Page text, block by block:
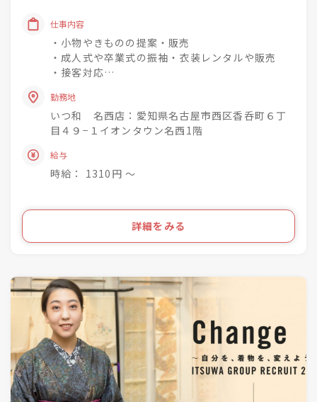
「一人でも多く、一度でも多く、
着物着姿を増やしていく」
という理念を掲げています♪
興味関心を深めながら
成長できる社風◎
「いつ和」29店舗
「いつ和・ふるーれ」4店舗
「成人式サロンKiRARA（振袖専門）」 4店舗
「きものの相談窓口MATSUYA」1店舗
●・○・●・○・●・○・●・〇
仕事内容
・小物やきものの提案・販売
・成人式や卒業式の振袖・衣装レンタルや販売
・接客対応
・おでかけ会 / 着付け教室 / お手入れ相談会のご
案内
お客様のそんな疑問や不安を解消して差し上げて
きものをより身近に、気軽に、そして楽しんで頂
ライフスタイルの多様化を実現するのが私たちの
勤務地
いつ和 名西店：愛知県名古屋市西区香呑町６丁
目４９−１イオンタウン名西1階
給与
時給： 1310円 〜
詳細をみる